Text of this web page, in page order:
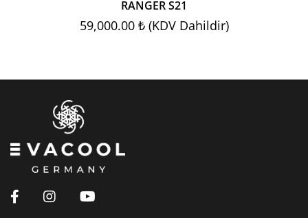
RANGER S21
59,000.00 ₺ (KDV Dahildir)